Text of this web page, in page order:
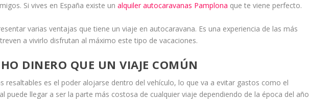
Si vives en España existe unalquiler autocaravanas Pamplona que te viene perfecto.
varias ventajas que tiene un viaje en autocaravana. Es una experiencia de las más
a vivirlo disfrutan al máximo este tipo de vacaciones.
DINERO QUE UN VIAJE COMÚN
resaltables es el poder alojarse dentro del vehículo, lo que va a evitar gastos como el
puede llegar a ser la parte más costosa de cualquier viaje dependiendo de la época del año